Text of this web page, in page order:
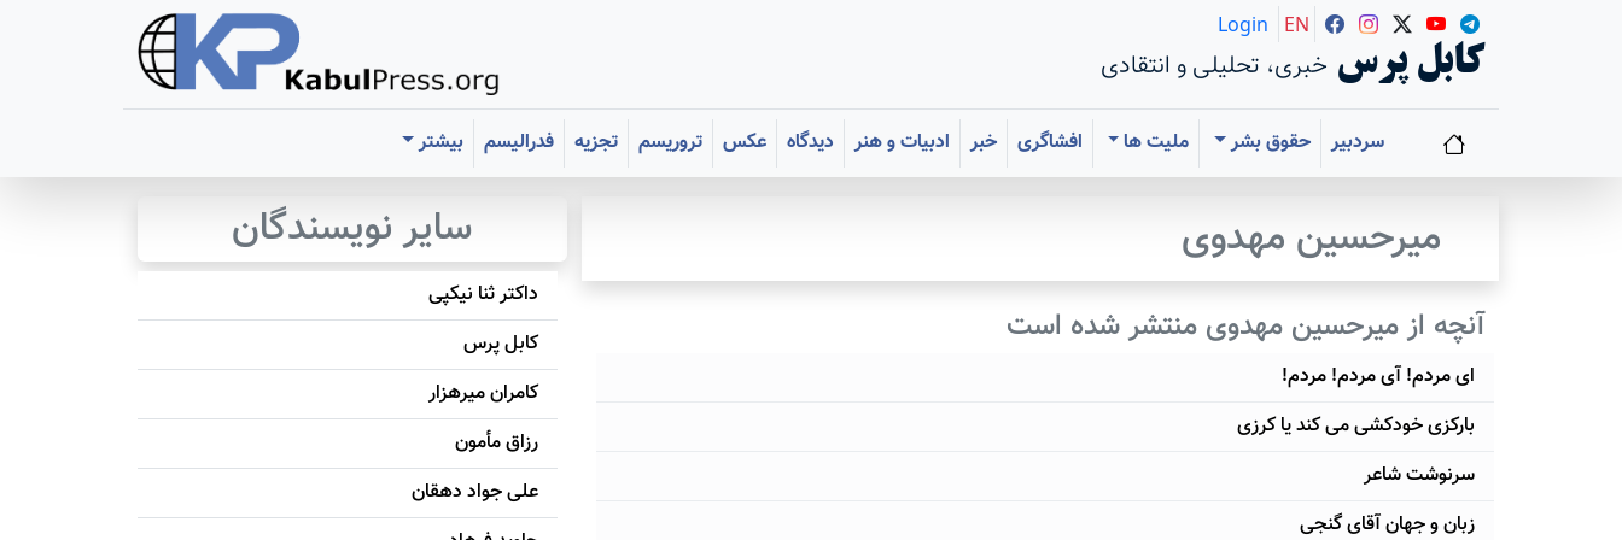
کابل پرس خبری، تحلیلی و انتقادی
Login EN
سردبیر حقوق بشر ملیت ها افشاگری خبر ادبیات و هنر دیدگاه عکس تروریسم تجزیه فدرالیسم بیشتر
میرحسین مهدوی
آنچه از میرحسین مهدوی منتشر شده است
ای مردم! آی مردم! مردم!
بارکزی خودکشی می کند یا کرزی
سرنوشت شاعر
زبان و جهان آقای گنجی
سایر نویسندگان
داکتر ثنا نیکپی
کابل پرس
کامران میرهزار
رزاق مأمون
علی جواد دهقان